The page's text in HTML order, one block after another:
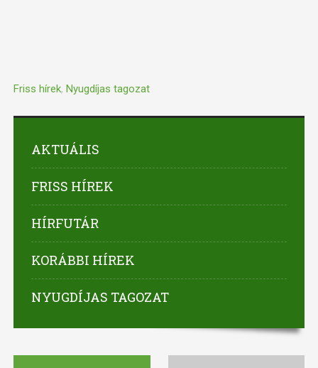
Friss hírek, Nyugdíjas tagozat
AKTUÁLIS
FRISS HÍREK
HÍRFUTÁR
KORÁBBI HÍREK
NYUGDÍJAS TAGOZAT